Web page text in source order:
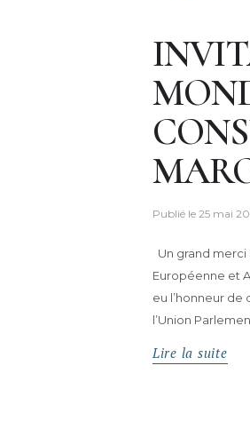
Publié le 25 mai
Un grand merci
Européenne et
eu l’honneur de
l’Union
Lire la suite